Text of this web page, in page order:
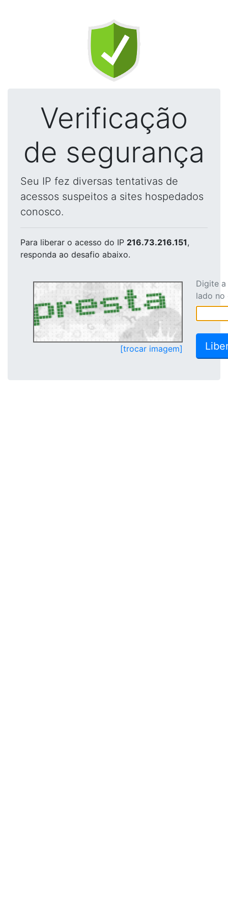
Verificação
de segurança
Seu IP fez diversas tentativas de
acessos suspeitos a sites hospedados
conosco.
Para liberar o acesso do IP 216.73.216.151,
responda ao desafio abaixo.
[trocar imagem]
Digite
lado no